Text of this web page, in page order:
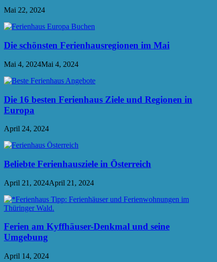
Mai 22, 2024
Die schönsten Ferienhausregionen im Mai
Mai 4, 2024Mai 4, 2024
Die 16 besten Ferienhaus Ziele und Regionen in
Europa
April 24, 2024
Beliebte Ferienhausziele in Österreich
April 21, 2024April 21, 2024
Ferien am Kyffhäuser-Denkmal und seine
Umgebung
April 14, 2024